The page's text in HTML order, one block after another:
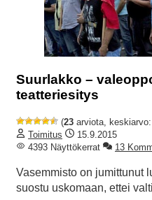
Suurlakko –
teatteriesitys
(23 arviota, keskiarvo:
Toimitus
15.9.2015
4393 Näyttökerrat
13
Vasemmisto on jumittunut
suostu uskomaan, ettei